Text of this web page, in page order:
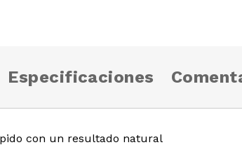
Especificaciones
con un resultado natural